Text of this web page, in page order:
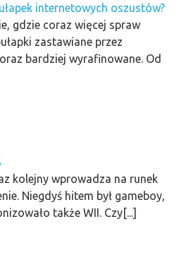
internetowych oszustów?
gdzie coraz więcej spraw
zastawiane przez
bardziej wyrafinowane. Od
kolejny wprowadza na runek
Niegdyś hitem był gameboy,
także WII. Czy[...]